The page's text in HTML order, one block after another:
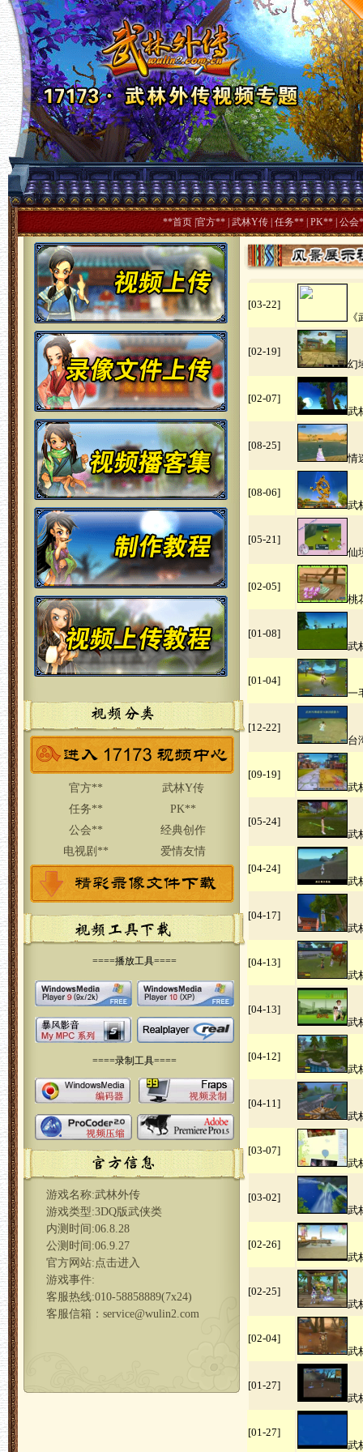
**首页| 官方**| 武林Y传|任务**| PK**| 公会
官方**
武林Y传
任务**
PK**
公会**
经典创作
电视剧**
爱情友情
====播放工具====
====录制工具====
游戏名称:武林外传
游戏类型:3DQ版武侠类
内测时间:06.8.28
公测时间:06.9.27
官方网站: 点击进入
游戏事件:
客服热线:010-58858889(7x24)
客服信箱： service@wulin2.com
[03-22]
[02-19]
幻
[02-07]
武
[08-25]
情
[08-06]
武
[05-21]
仙
[02-05]
桃
[01-08]
武
[01-04]
一
[12-22]
台
[09-19]
武
[05-24]
武
[04-24]
武
[04-17]
武
[04-13]
武
[04-13]
武
[04-12]
武
[04-11]
武
[03-07]
武
[03-02]
武
[02-26]
武
[02-25]
武
[02-04]
武
[01-27]
武
[01-27]
武